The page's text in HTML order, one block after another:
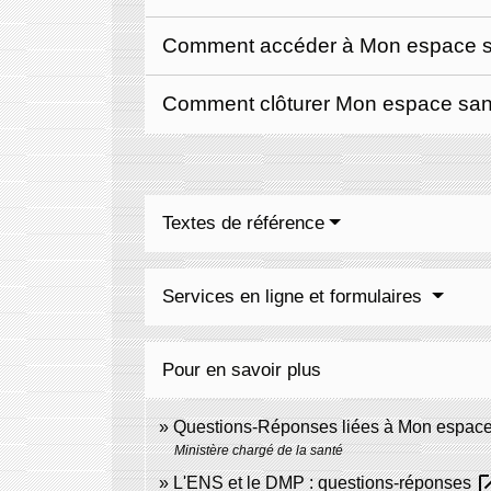
Comment accéder à Mon espace
Comment clôturer Mon espace
Textes de référence
Services en ligne et formulaires
Pour en savoir plus
Questions-Réponses liées à Mon
Ministère chargé de la santé
L'ENS et le DMP : questions-réponses